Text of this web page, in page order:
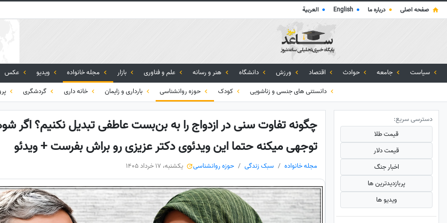
صفحه اصلی ● درباره ما ●
English
● العربية
سیاست جامعه حوادث اقتصاد ورزش دانشگاه هنر و رسانه علم و فناوری بازار مجله خانواده ویدیو عکس
دانستنی های جنسی و زناشویی
کودک حوزه روانشناسی بارداری و زایمان خانه داری گردشگری
چگونه تفاوت سنی در ازدواج را به بن‌بست عاطفی تبدیل نکنیم؟ اگر
توجهی میکنه حتما این ویدئوی دکتر عزیزی رو براش بفرست + ویدئو
مجله خانواده سبک زندگی حوزه روانشناسی یکشنبه، 17 خرداد 1405
دسترسی سریع:
قیمت طلا
قیمت دلار
اخبار جنگ
پربازدید‌ترین ها
ویدیو ها